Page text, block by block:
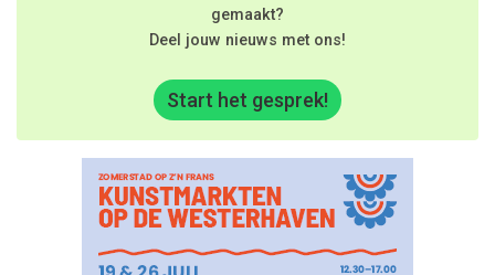
gemaakt?
Deel jouw nieuws met ons!
Start het gesprek!